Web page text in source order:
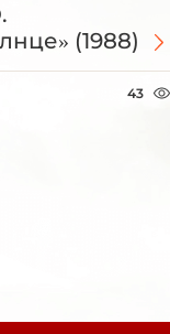
(1988)
43